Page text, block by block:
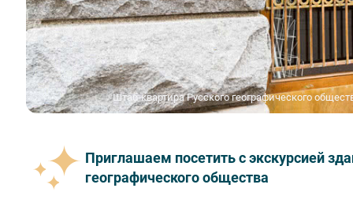
Штаб-квартира Русского географического
Приглашаем посетить с экскурсией
географического общества